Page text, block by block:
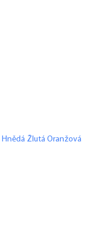
Hnědá Žlutá Oranžová